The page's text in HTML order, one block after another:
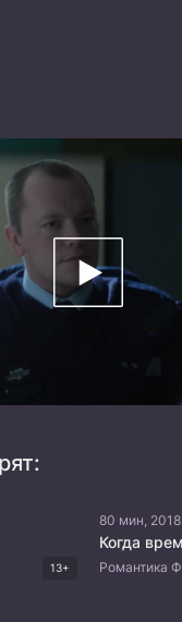
13+
80 мин, 2018